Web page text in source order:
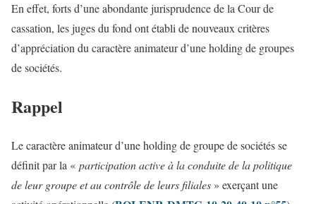
En effet, forts d’une abondante jurisprudence de la Cour de
cassation, les juges du fond ont établi de nouveaux critères
d’appréciation du caractère animateur d’une holding de groupes
de sociétés.
Rappel
Le caractère animateur d’une holding de groupe de sociétés se
définit par la « participation active à la conduite de la politique
de leur groupe et au contrôle de leurs filiales » exerçant une